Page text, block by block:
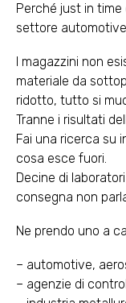
Perché just in
settore
I magazzini non
materiale da
ridotto, tutto si
Tranne i risultati
Fai una ricerca su
cosa esce fuori.
Decine di
consegna non
Ne prendo uno a
– automotive,
– agenzie di